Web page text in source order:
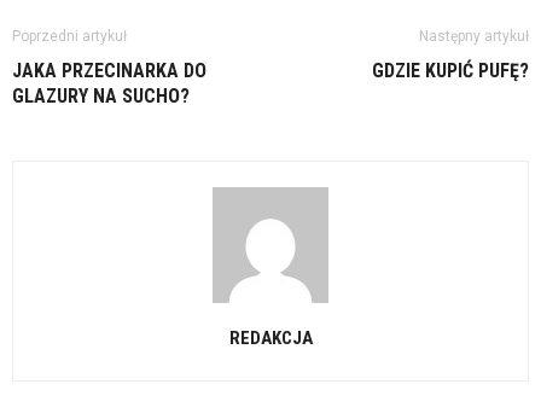
Poprzedni artykuł
JAKA PRZECINARKA DO
GLAZURY NA SUCHO?
Następny artykuł
GDZIE KUPIĆ PUFĘ?
REDAKCJA